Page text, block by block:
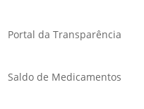
Portal da Transparência
Saldo de Medicamentos